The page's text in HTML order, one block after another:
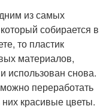
из самых
собирается в
то пластик
материалов,
использован снова.
переработать
них красивые цветы.